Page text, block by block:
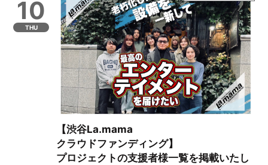
10
THU
【渋谷La.mama
クラウドファンディング】
プロジェクトの支援者様一覧を掲載いたし